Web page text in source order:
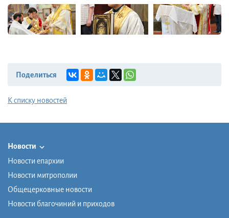
Поделиться
К списку новостей
Новости
Новости епархии
Новости митрополии
Общецерковные новости
Новости благочиний и приходов